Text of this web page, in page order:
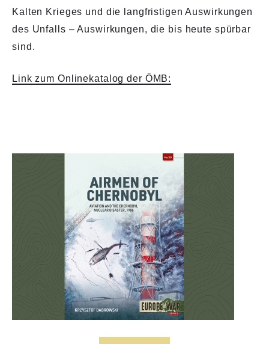
Kalten Krieges und die langfristigen Auswirkungen
des Unfalls – Auswirkungen, die bis heute spürbar
sind.
Link zum Onlinekatalog der ÖMB: